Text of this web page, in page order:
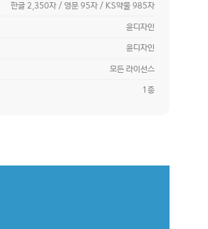
한글 2,350자 / 영문 95자 / KS약물 985자
윤디자인
윤디자인
모든 라이선스
1종